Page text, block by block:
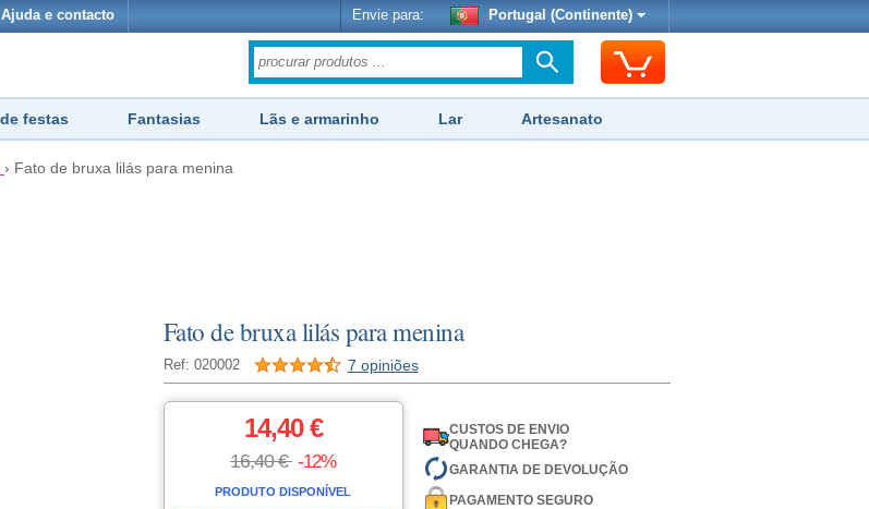
Ajuda e contacto Envie para: Portugal (Continente)
festas Fantasias Lãs e armarinho Lar Artesanato
› Fato de bruxa lilás para menina
Fato de bruxa lilás para menina
Ref: 020002 7 opiniões
14,40 €
16,40 € -12%
PRODUTO DISPONÍVEL
CUSTOS DE ENVIO
QUANDO CHEGA?
GARANTIA DE DEVOLUÇÃO
PAGAMENTO SEGURO